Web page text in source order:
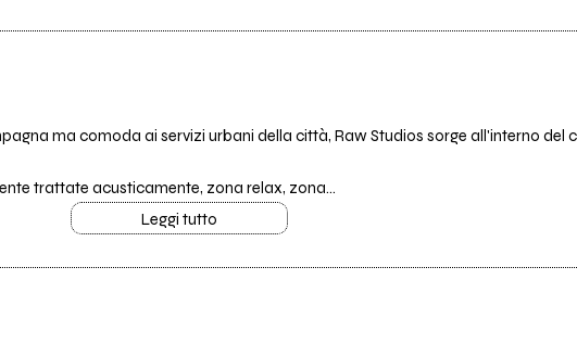
ma comoda ai servizi urbani della città, Raw Studios sorge all'interno del
trattate acusticamente, zona relax, zona...
Leggi tutto